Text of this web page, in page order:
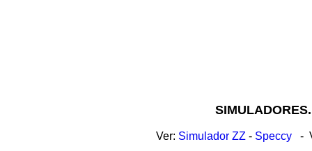
Ver: Simulador ZZ - Speccy -